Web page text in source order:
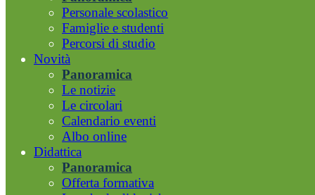
Personale scolastico
Famiglie e studenti
Percorsi di studio
Novità
Panoramica
Le notizie
Le circolari
Calendario eventi
Albo online
Didattica
Panoramica
Offerta formativa